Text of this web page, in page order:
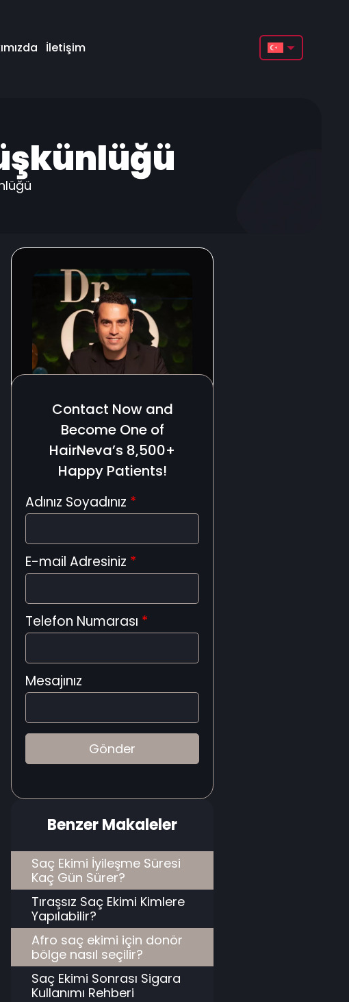
İletişim
Contact Now and
Become One of
HairNeva’s 8,500+
Happy Patients!
Adınız Soyadınız *
E-mail Adresiniz *
Telefon Numarası *
Mesajınız
Benzer Makaleler
Saç Ekimi İyileşme Süresi
Kaç Gün Sürer?
Tıraşsız Saç Ekimi Kimlere
Yapılabilir?
Afro saç ekimi için donör
bölge nasıl seçilir?
Saç Ekimi Sonrası Sigara
Kullanımı Rehberi